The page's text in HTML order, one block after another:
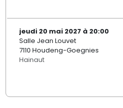
jeudi 20 mai 2027 à 20:00
Salle Jean Louvet
7110 Houdeng-Goegnies
Hainaut